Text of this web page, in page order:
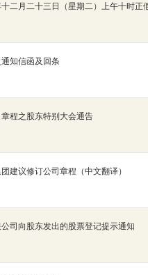
二月二十三日（星期二）上午十时
知信函及回条
程之股东特别大会通告
建议修订公司章程（中文翻译）
司向股东发出的股票登记提示通知